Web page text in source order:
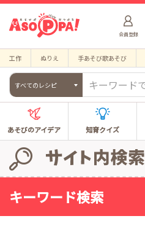
会員登録
工作 ぬりえ 手あそび歌あそび
すべてのレシピ
あそびのアイデア 知育クイズ
キーワード検索